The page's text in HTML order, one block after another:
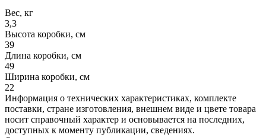
Вес, кг
3,3
Высота коробки, см
39
Длина коробки, см
49
Ширина коробки, см
22
Информация о технических характеристиках, комплекте
поставки, стране изготовления, внешнем виде и цвете товара
носит справочный характер и основывается на последних,
доступных к моменту публикации, сведениях.